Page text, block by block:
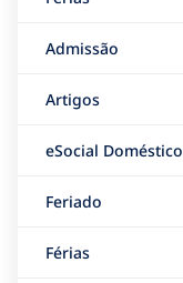
Admissão
Artigos
eSocial Doméstico
Feriado
Férias